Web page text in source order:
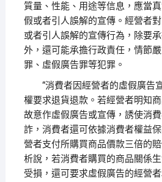
質量、性能、用途等信息，應當
假或者引人誤解的宣傳。經營者
或者引人誤解的宣傳行為，除要
外，還可能承擔行政責任，情節
罪、虛假廣告罪等犯罪。
“消費者因經營者的虛假廣告
權要求退貨退款。若經營者明知
故意作虛假廣告或宣傳，誘使消
詐，消費者還可依據消費者權益
營者支付所購買商品價款三倍的
析說，若消費者購買的商品關係
受損，還可要求虛假廣告的經營